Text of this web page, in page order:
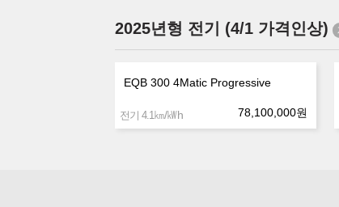
2025년형 전기 (4/1 가격인상)
EQB 300 4Matic Progressive
전기 4.1 ㎞/㎾h 78,100,000원